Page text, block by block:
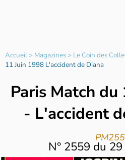
Accueil> Magazines> Le Coin des
11 Juin 1998 L'accident de Diana
Paris Match du
- L'accident
N° 2559 du